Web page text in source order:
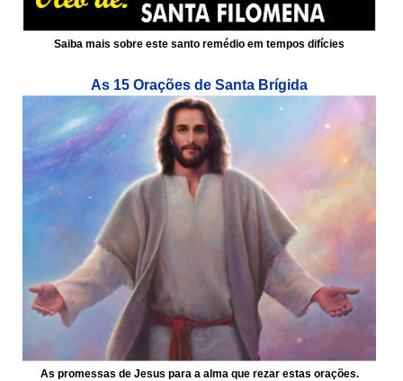
Saiba mais sobre este santo remédio em tempos difícies
As 15 Orações de Santa Brígida
As promessas de Jesus para a alma que rezar estas orações.